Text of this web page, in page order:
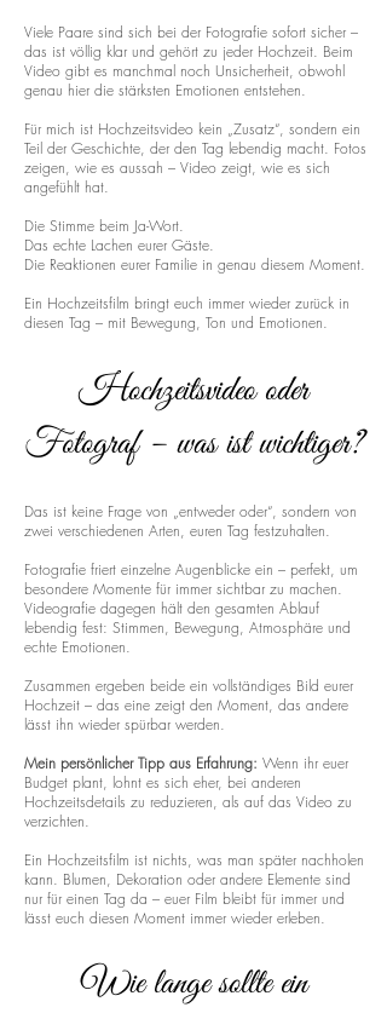
Viele Paare sind sich bei der Fotografie sofort sicher –
das ist völlig klar und gehört zu jeder Hochzeit. Beim
Video gibt es manchmal noch Unsicherheit, obwohl
genau hier die stärksten Emotionen entstehen.
Für mich ist Hochzeitsvideo kein „Zusatz“, sondern ein
Teil der Geschichte, der den Tag lebendig macht. Fotos
zeigen, wie es aussah – Video zeigt, wie es sich
angefühlt hat.
Die Stimme beim Ja-Wort.
Das echte Lachen eurer Gäste.
Die Reaktionen eurer Familie in genau diesem Moment.
Ein Hochzeitsfilm bringt euch immer wieder zurück in
diesen Tag – mit Bewegung, Ton und Emotionen.
Hochzeitsvideo oder
Fotograf – was ist wichtiger?
Das ist keine Frage von „entweder oder“, sondern von
zwei verschiedenen Arten, euren Tag festzuhalten.
Fotografie friert einzelne Augenblicke ein – perfekt, um
besondere Momente für immer sichtbar zu machen.
Videografie dagegen hält den gesamten Ablauf
lebendig fest: Stimmen, Bewegung, Atmosphäre und
echte Emotionen.
Zusammen ergeben beide ein vollständiges Bild eurer
Hochzeit – das eine zeigt den Moment, das andere
lässt ihn wieder spürbar werden.
Mein persönlicher Tipp aus Erfahrung: Wenn ihr euer
Budget plant, lohnt es sich eher, bei anderen
Hochzeitsdetails zu reduzieren, als auf das Video zu
verzichten.
Ein Hochzeitsfilm ist nichts, was man später nachholen
kann. Blumen, Dekoration oder andere Elemente sind
nur für einen Tag da – euer Film bleibt für immer und
lässt euch diesen Moment immer wieder erleben.
Wie lange sollte ein